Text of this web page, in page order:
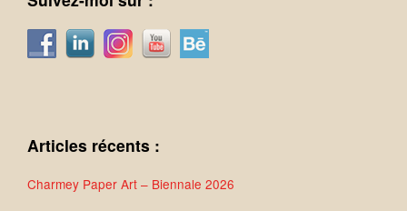
Articles récents :
Charmey Paper Art – Biennale 2026